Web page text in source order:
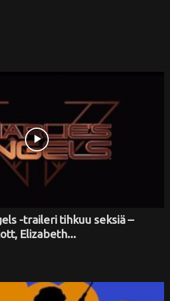
-traileri tihkuu seksiä –
Elizabeth...